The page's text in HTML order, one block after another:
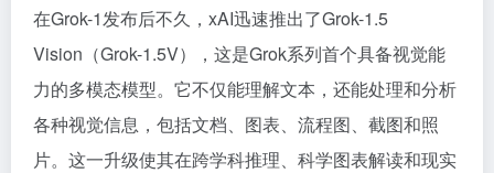
在Grok-1发布后不久，xAI迅速推出了Grok-1.5
Vision（Grok-1.5V），这是Grok系列首个具备视觉能
力的多模态模型。它不仅能理解文本，还能处理和分析
各种视觉信息，包括文档、图表、流程图、截图和照
片。这一升级使其在跨学科推理、科学图表解读和现实